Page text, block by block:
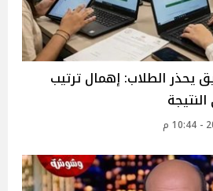
الطلاب: إهمال ترتيب